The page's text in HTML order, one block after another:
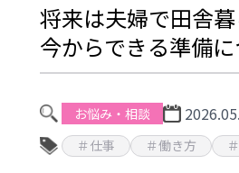
将来は夫婦で田舎
今からできる準備
お悩み・相談
＃仕事 ＃働き方